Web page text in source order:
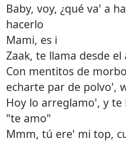
Baby, voy, ¿qué va' a
hacerlo
Mami, es i
Zaak, te llama desde
Con mentitos de
echarte par de polvo',
Hoy lo arreglamo', y
"te amo"
Mmm, tú ere' mi top,